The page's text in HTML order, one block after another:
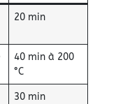
20 min
40 min à 200
°C
30 min